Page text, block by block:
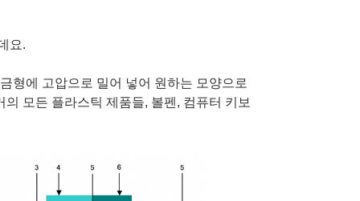
요.
형에 고압으로 밀어 넣어 원하는 모양으로
모든 플라스틱 제품들, 볼펜, 컴퓨터 키보